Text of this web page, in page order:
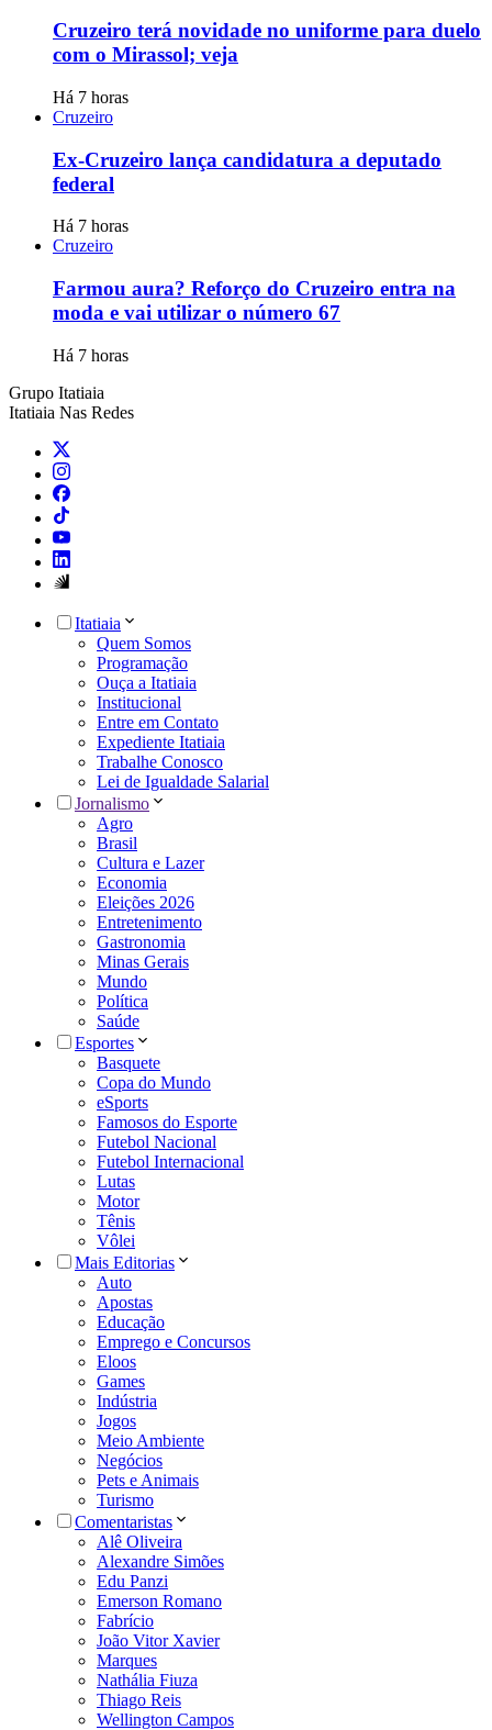
Cruzeiro terá novidade no uniforme para duelo
com o Mirassol; veja
Há 7 horas
Cruzeiro
Ex-Cruzeiro lança candidatura a deputado
federal
Há 7 horas
Cruzeiro
Farmou aura? Reforço do Cruzeiro entra na
moda e vai utilizar o número 67
Há 7 horas
Grupo Itatiaia
Itatiaia Nas Redes
Itatiaia
Quem Somos
Programação
Ouça a Itatiaia
Institucional
Entre em Contato
Expediente Itatiaia
Trabalhe Conosco
Lei de Igualdade Salarial
Jornalismo
Agro
Brasil
Cultura e Lazer
Economia
Eleições 2026
Entretenimento
Gastronomia
Minas Gerais
Mundo
Política
Saúde
Esportes
Basquete
Copa do Mundo
eSports
Famosos do Esporte
Futebol Nacional
Futebol Internacional
Lutas
Motor
Tênis
Vôlei
Mais Editorias
Auto
Apostas
Educação
Emprego e Concursos
Eloos
Games
Indústria
Jogos
Meio Ambiente
Negócios
Pets e Animais
Turismo
Comentaristas
Alê Oliveira
Alexandre Simões
Edu Panzi
Emerson Romano
Fabrício
João Vitor Xavier
Marques
Nathália Fiuza
Thiago Reis
Wellington Campos